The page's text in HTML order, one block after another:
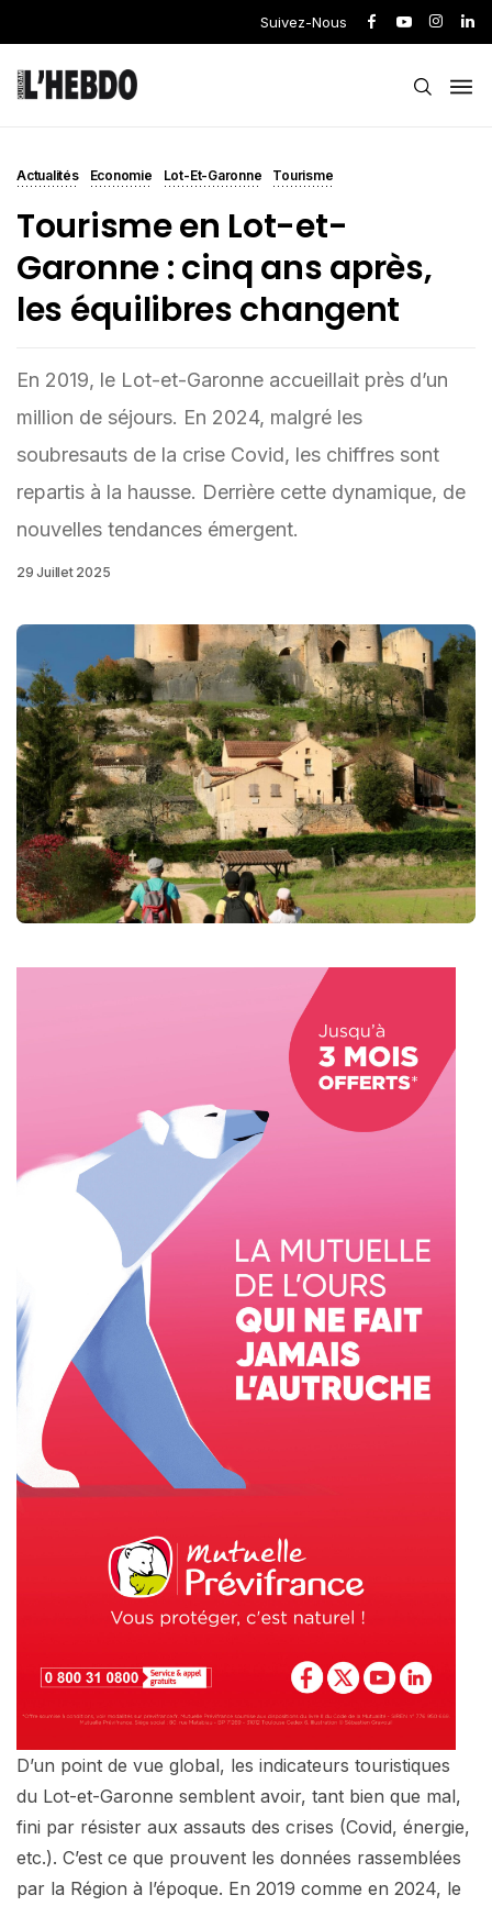
Suivez-Nous
Actualités Economie Lot-Et-Garonne Tourisme
Tourisme en Lot-et-
Garonne : cinq ans après,
les équilibres changent
En 2019, le Lot-et-Garonne accueillait près d’un
million de séjours. En 2024, malgré les
soubresauts de la crise Covid, les chiffres sont
repartis à la hausse. Derrière cette dynamique, de
nouvelles tendances émergent.
29 Juillet 2025
D’un point de vue global, les indicateurs touristiques
du Lot-et-Garonne semblent avoir, tant bien que mal,
fini par résister aux assauts des crises (Covid, énergie,
etc.). C’est ce que prouvent les données rassemblées
par la Région à l’époque. En 2019 comme en 2024, le